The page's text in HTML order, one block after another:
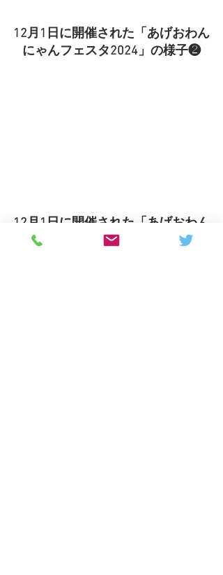
12月1日に開催された「あげおわん
にゃんフェスタ2024」の様子❷
12月1日に開催された「あげおわん
にゃんフェスタ2024」の様子❸